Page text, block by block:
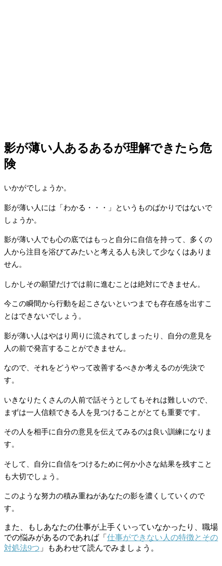
影が薄い人あるあるが理解できたら危
険
いかがでしょうか。
影が薄い人には「わかる・・・」というものばかりではないで
しょうか。
影が薄い人でも心の底ではもっと自分に自信を持って、多くの
人から注目を浴びてみたいと考える人も決して少なくはありま
せん。
しかしその願望だけでは前に進むことは絶対にできません。
今この瞬間から行動を起こさないといつまでも存在感を出すこ
とはできないでしょう。
影が薄い人はやはり周りに流されてしまったり、自分の意見を
人の前で発言することができません。
なので、それをどうやって改善するべきか考えるのが先決で
す。
いきなりたくさんの人前で話そうとしてもそれは難しいので、
まずは一人信頼できる人を見つけることがとても重要です。
その人を相手に自分の意見を伝えてみるのは良い訓練になりま
す。
そして、自分に自信をつけるために何か小さな結果を残すこと
も大切でしょう。
このような努力の積み重ねがあなたの影を濃くしていくので
す。
また、もしあなたの仕事が上手くいっていなかったり、職場
での悩みがあるのであれば「 仕事ができない人の特徴とその
対処法9つ 」もあわせて読んでみましょう。